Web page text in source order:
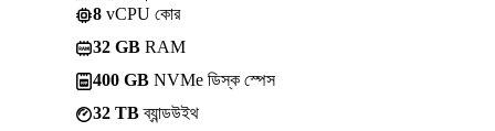
8 vCPU কোর
32 GB RAM
400 GB NVMe ডিস্ক স্পেস
32 TBব্যান্ডউইথ